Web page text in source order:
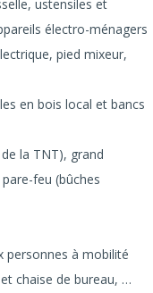
ustensiles et
électro-ménagers
pied mixeur,
en bois local et bancs
la TNT), grand
feu (bûches
personnes à mobilité
chaise de bureau, …